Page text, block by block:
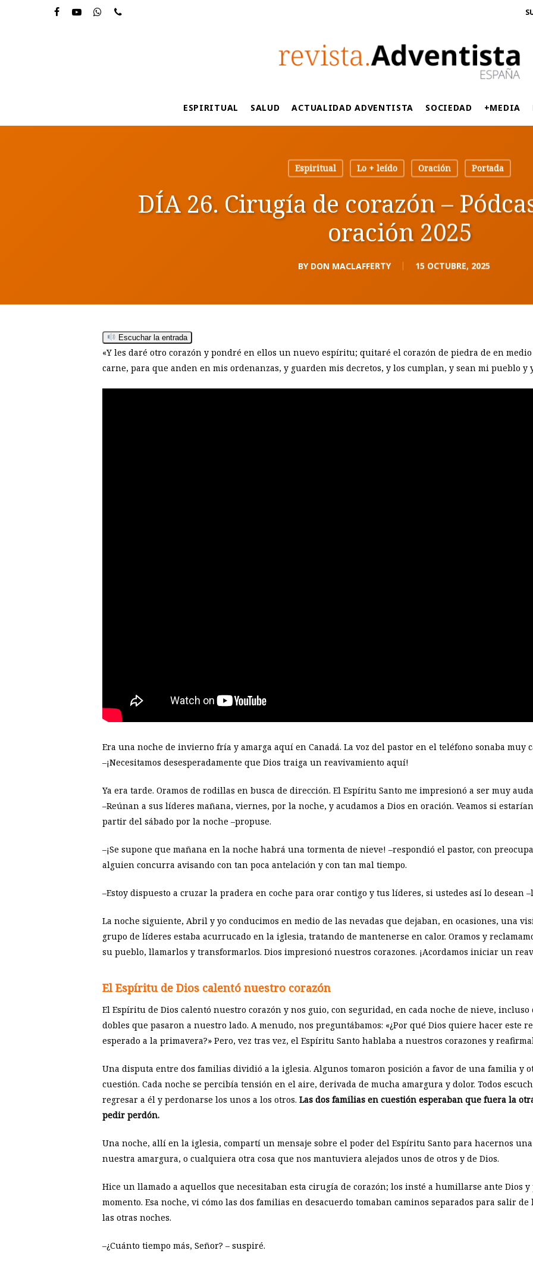
ESPIRITUAL SALUD ACTUALIDAD ADVENTISTA SOCIEDAD +MEDIA
Espiritual Lo + leído Oración Portada
DÍA 26. Cirugía de corazón –
oración 2025
BY DON MACLAFFERTY 15 OCTUBRE, 2025
Escuchar la entrada
«Y les daré otro corazón y pondré en ellos un nuevo espíritu; quitaré el corazón de piedra de en
carne, para que anden en mis ordenanzas, y guarden mis decretos, y los cumplan, y sean mi pueblo y
Era una noche de invierno fría y amarga aquí en Canadá. La voz del pastor en el teléfono sonaba muy
–¡Necesitamos desesperadamente que Dios traiga un reavivamiento aquí!
Ya era tarde. Oramos de rodillas en busca de dirección. El Espíritu Santo me impresionó a ser muy
–Reúnan a sus líderes mañana, viernes, por la noche, y acudamos a Dios en oración. Veamos si
partir del sábado por la noche –propuse.
–¡Se supone que mañana en la noche habrá una tormenta de nieve! –respondió el pastor, con
alguien concurra avisando con tan poca antelación y con tan mal tiempo.
–Estoy dispuesto a cruzar la pradera en coche para orar contigo y tus líderes, si ustedes así lo desean
La noche siguiente, Abril y yo conducimos en medio de las nevadas que dejaban, en ocasiones, una
grupo de líderes estaba acurrucado en la iglesia, tratando de mantenerse en calor. Oramos y
su pueblo, llamarlos y transformarlos. Dios impresionó nuestros corazones. ¡Acordamos iniciar un
El Espíritu de Dios calentó nuestro corazón
El Espíritu de Dios calentó nuestro corazón y nos guio, con seguridad, en cada noche de nieve, incluso
dobles que pasaron a nuestro lado. A menudo, nos preguntábamos: «¿Por qué Dios quiere hacer este
esperado a la primavera?» Pero, vez tras vez, el Espíritu Santo hablaba a nuestros corazones y
Una disputa entre dos familias dividió a la iglesia. Algunos tomaron posición a favor de una familia y
cuestión. Cada noche se percibía tensión en el aire, derivada de mucha amargura y dolor. Todos
regresar a él y perdonarse los unos a los otros. Las dos familias en cuestión esperaban que fuera la
pedir perdón.
Una noche, allí en la iglesia, compartí un mensaje sobre el poder del Espíritu Santo para hacernos
nuestra amargura, o cualquiera otra cosa que nos mantuviera alejados unos de otros y de Dios.
Hice un llamado a aquellos que necesitaban esta cirugía de corazón; los insté a humillarse ante Dios
momento. Esa noche, vi cómo las dos familias en desacuerdo tomaban caminos separados para salir
las otras noches.
–¿Cuánto tiempo más, Señor? – suspiré.